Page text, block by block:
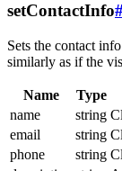
setContactInfo
Sets the contact
similarly as if the
Name Type
name
string
email
string
phone
string